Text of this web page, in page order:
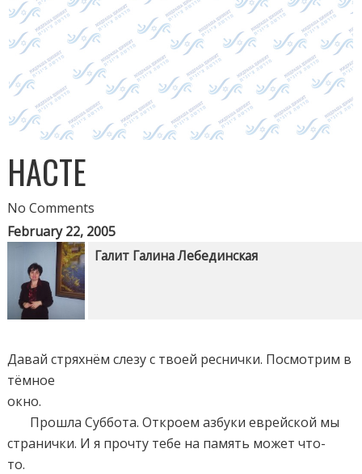
НАСТЕ
No Comments
February 22, 2005
Галит Галина Лебединская
Давай стряхнём слезу с твоей реснички. Посмотрим в
тёмное
окно.
Прошла Суббота. Откроем азбуки еврейской мы
странички. И я прочту тебе на память может что-
то.